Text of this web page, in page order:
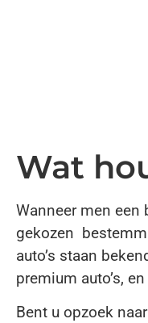
Wat
Wanneer men een
gekozen
auto’s staan
premium auto’s,
Bent u opzoek